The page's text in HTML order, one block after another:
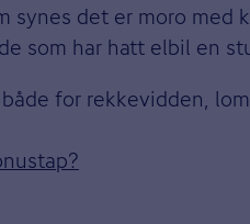
synes det er moro med
som har hatt elbil en
for rekkevidden,